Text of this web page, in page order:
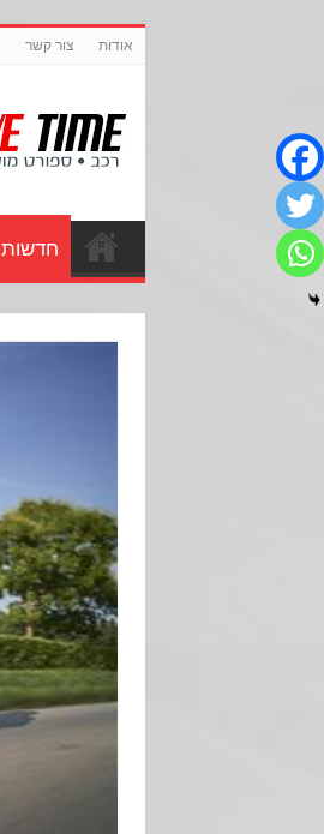
אודות צור קשר
חדשות